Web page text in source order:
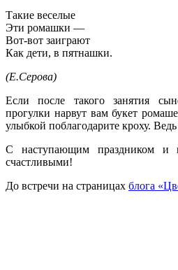
Такие веселые
Эти ромашки —
Вот-вот заиграют
Как дети, в пятнашки.
(Е.Серова)
Если после такого занятия
прогулки нарвут вам букет
улыбкой поблагодарите кроху.
С наступающим праздником и
счастливыми!
До встречи на страницах блога